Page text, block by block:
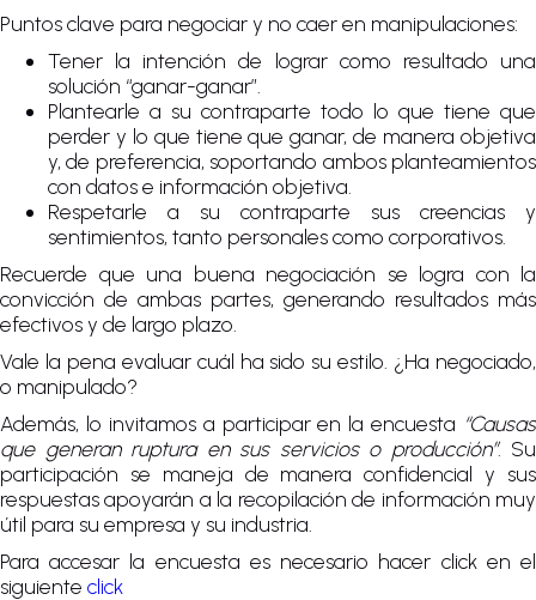
Puntos clave para negociar y no caer en manipulaciones:
Tener la intención de lograr como resultado una
solución “ganar-ganar”.
Plantearle a su contraparte todo lo que tiene que
perder y lo que tiene que ganar, de manera objetiva
y, de preferencia, soportando ambos planteamientos
con datos e información objetiva.
Respetarle a su contraparte sus creencias y
sentimientos, tanto personales como corporativos.
Recuerde que una buena negociación se logra con la
convicción de ambas partes, generando resultados más
efectivos y de largo plazo.
Vale la pena evaluar cuál ha sido su estilo. ¿Ha negociado,
o manipulado?
Además, lo invitamos a participar en la encuesta “Causas
que generan ruptura en sus servicios o producción”. Su
participación se maneja de manera confidencial y sus
respuestas apoyarán a la recopilación de información muy
útil para su empresa y su industria.
Para accesar la encuesta es necesario hacer click en el
siguiente click